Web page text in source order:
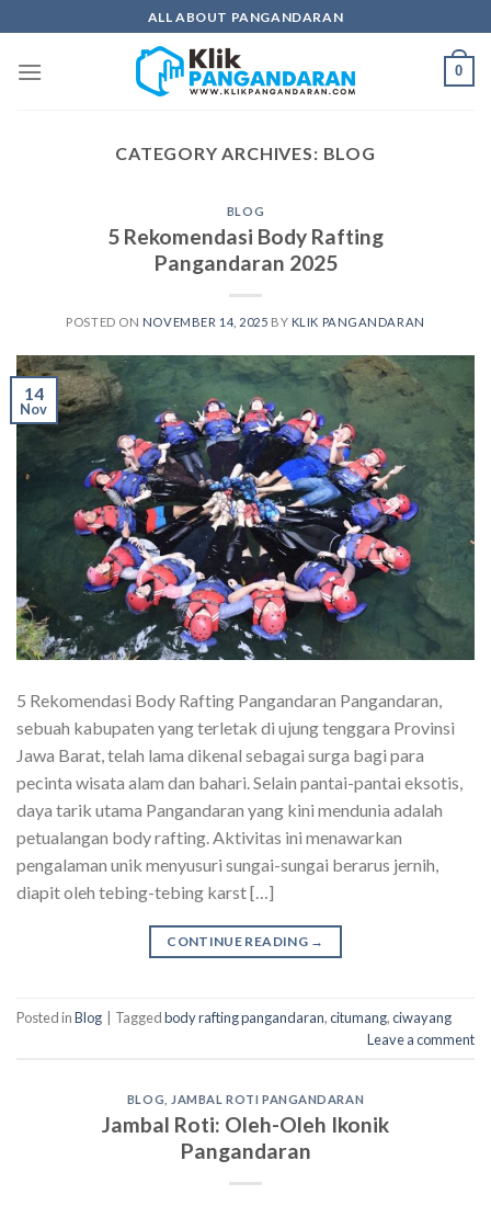
to
content
ALL ABOUT PANGANDARAN
0
CATEGORY ARCHIVES: BLOG
BLOG
5 Rekomendasi Body Rafting
Pangandaran 2025
POSTED ON NOVEMBER 14, 2025 BY KLIK PANGANDARAN
14
Nov
5 Rekomendasi Body Rafting Pangandaran Pangandaran,
sebuah kabupaten yang terletak di ujung tenggara Provinsi
Jawa Barat, telah lama dikenal sebagai surga bagi para
pecinta wisata alam dan bahari. Selain pantai-pantai eksotis,
daya tarik utama Pangandaran yang kini mendunia adalah
petualangan body rafting. Aktivitas ini menawarkan
pengalaman unik menyusuri sungai-sungai berarus jernih,
diapit oleh tebing-tebing karst […]
CONTINUE READING →
Posted inBlog Taggedbody rafting pangandaran,citumang,ciwayang
Leave a comment
BLOG JAMBAL ROTI PANGANDARAN
Jambal Roti: Oleh-Oleh Ikonik
Pangandaran